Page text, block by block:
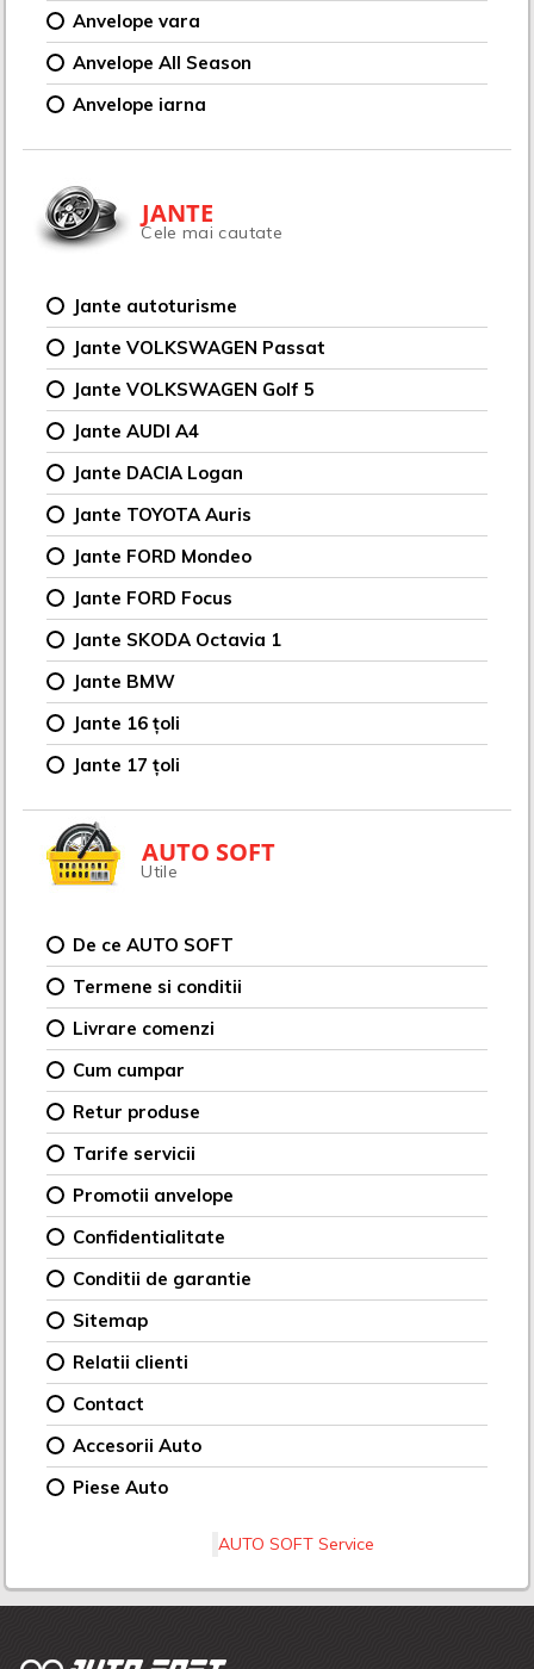
Anvelope vara
Anvelope All Season
Anvelope iarna
JANTE
Cele mai cautate
Jante autoturisme
Jante VOLKSWAGEN Passat
Jante VOLKSWAGEN Golf 5
Jante AUDI A4
Jante DACIA Logan
Jante TOYOTA Auris
Jante FORD Mondeo
Jante FORD Focus
Jante SKODA Octavia 1
Jante BMW
Jante 16 țoli
Jante 17 țoli
AUTO SOFT
Utile
De ce AUTO SOFT
Termene si conditii
Livrare comenzi
Cum cumpar
Retur produse
Tarife servicii
Promotii anvelope
Confidentialitate
Conditii de garantie
Sitemap
Relatii clienti
Contact
Accesorii Auto
Piese Auto
AUTO SOFT Service